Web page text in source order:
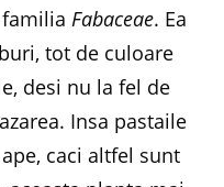
Fabaceae. Ea
tot de culoare
desi nu la fel de
Insa pastaile
caci altfel sunt